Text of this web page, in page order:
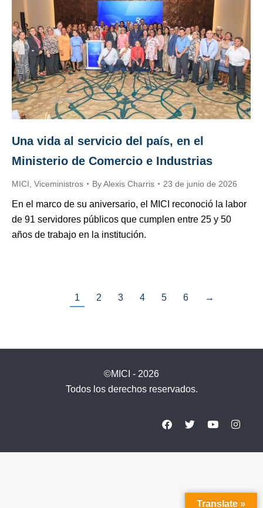
Una vida al servicio del país, en el
Ministerio de Comercio e Industrias
MICI Viceministros ByAlexis Charris 23 de junio de 2026
En el marco de su aniversario, el MICI reconoció la labor
de 91 servidores públicos que cumplen entre 25 y 50
años de trabajo en la institución.
1 2 3 4 5 6 →
©MICI - 2026
Todos los derechos reservados.
Translate »